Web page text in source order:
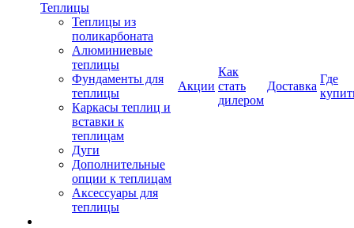
Теплицы
Теплицы из
поликарбоната
Алюминиевые
теплицы
Фундаменты для
теплицы
Каркасы теплиц и
вставки к
теплицам
Дуги
Дополнительные
опции к теплицам
Аксессуары для
теплицы
Акции
Как
стать
дилером
Доставка
Где